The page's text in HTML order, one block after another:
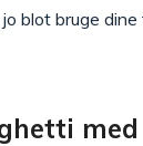
jo blot bruge